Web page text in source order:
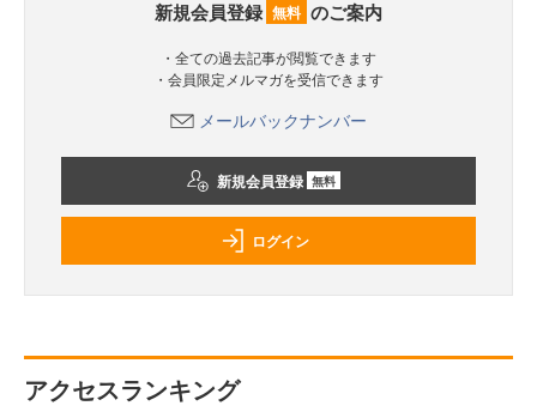
新規会員登録 無料 のご案内
・全ての過去記事が閲覧できます
・会員限定メルマガを受信できます
メールバックナンバー
新規会員登録 無料
ログイン
アクセスランキング